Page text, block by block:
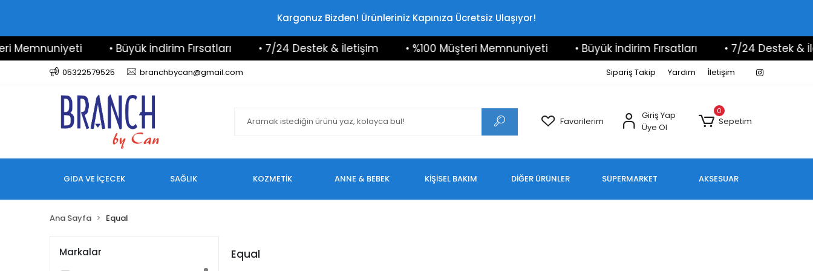
Kargonuz Bizden! Ürünleriniz Kapınıza Ücretsiz Ulaşıyor!
• Büyük İndirim Fırsatları • 7/24 Destek & İletişim • %100 Müşteri Memnuniyeti • Büyük İndirim Fırsatları • 7/24 Destek &
05322579525 branchbycan@gmail.com Sipariş Takip Yardım İletişim
Favorilerim
Giriş Yap
Üye Ol
0
Sepetim
GIDA VE İÇECEK SAĞLIK KOZMETİK ANNE & BEBEK KİŞİSEL BAKIM DİĞER ÜRÜNLER SÜPERMARKET AKSESUAR
Ana Sayfa Equal
Markalar Equal